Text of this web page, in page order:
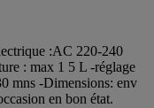
:AC 220-240
: max 1 5 L -réglage
mns -Dimensions: env
en bon état.